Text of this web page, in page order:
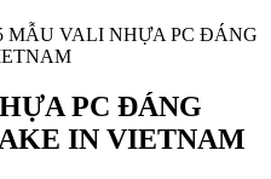
MẪU VALI NHỰA PC ĐÁNG
PC ĐÁNG
IN VIETNAM